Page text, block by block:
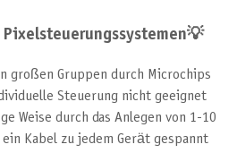
großen Gruppen durch Microchips
Steuerung nicht geeignet
Weise durch das Anlegen von 1-10
Kabel zu jedem Gerät gespannt